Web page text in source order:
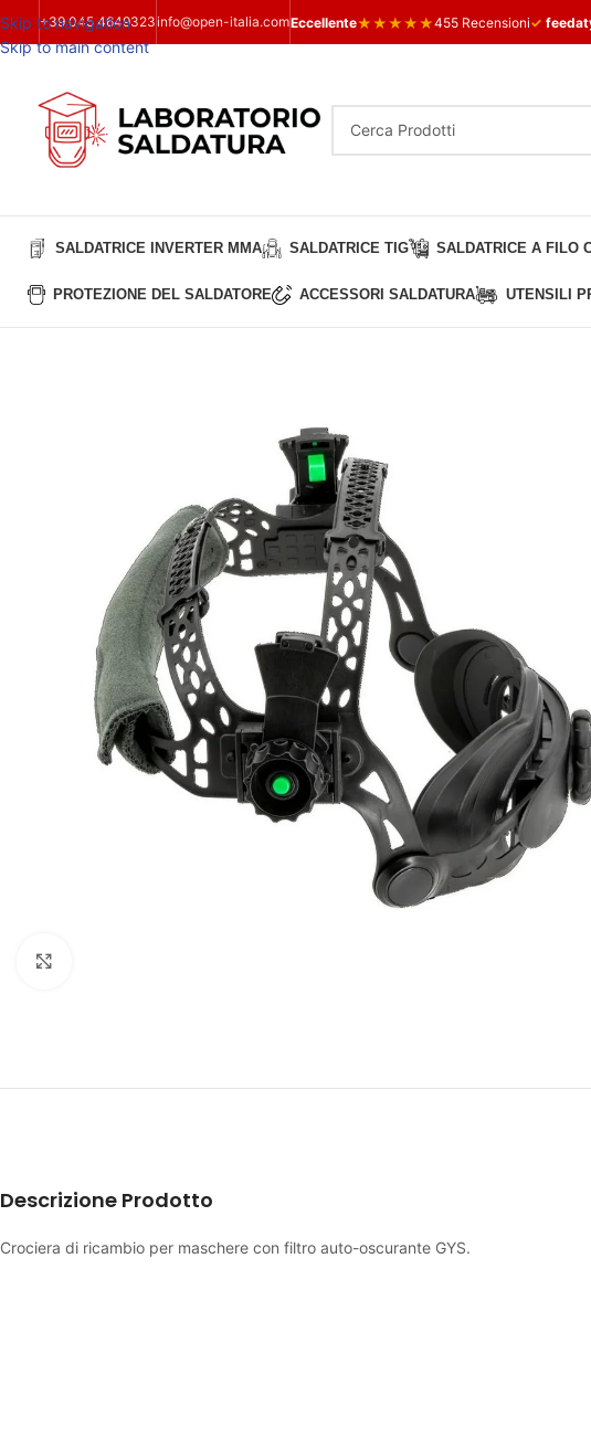
Skip to navigation
Skip to main content
+39 045 4649323info@open-italia.comEccellente★★★★★455 Recensioni✓
SALDATRICE INVERTER MMA SALDATRICE TIG SALDATRICE A FILO
PROTEZIONE DEL SALDATORE ACCESSORI SALDATURA UTENSILI
Descrizione Prodotto
Crociera di ricambio per maschere con filtro auto-oscurante GYS.